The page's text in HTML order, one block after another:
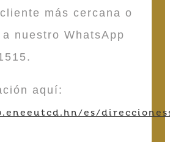
más cercana o
nuestro WhatsApp
aquí:
es/